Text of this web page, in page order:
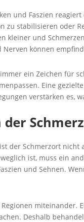
und Faszien
zu stabilisieren oder
kleiner und
Nerven können
ein Zeichen für
Eine
verstärken es,
der
der Schmerzort
ist, muss ein
und Sehnen.
miteinander.
Deshalb